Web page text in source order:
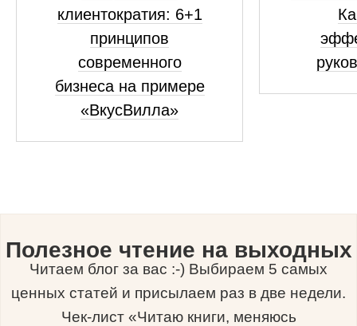
клиентократия: 6+1
принципов
современного
бизнеса на примере
«ВкусВилла»
Полезное чтение на выходных
Читаем блог за вас :-) Выбираем 5 самых
ценных статей и присылаем раз в две недели.
Чек-лист «Читаю книги, меняюсь